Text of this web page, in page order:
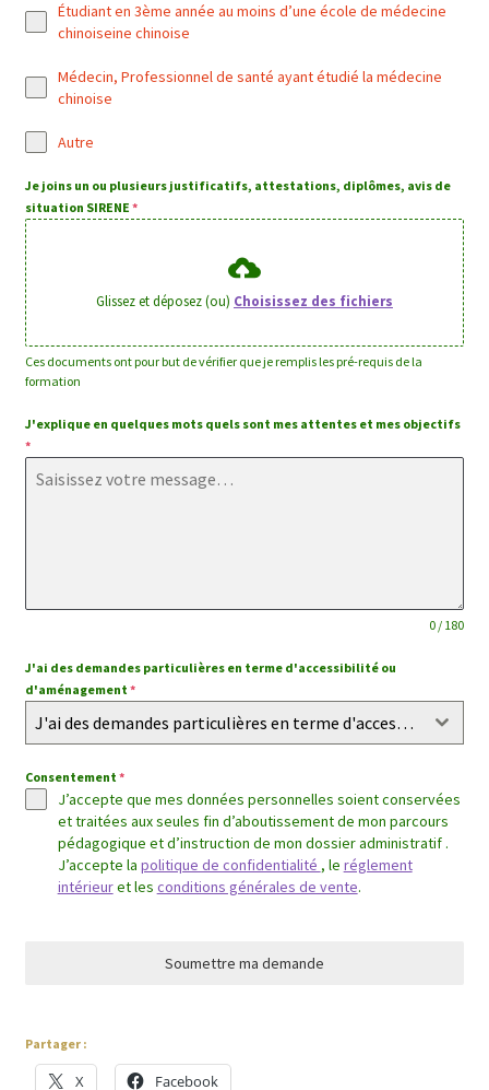
Étudiant en 3ème année au moins d’une école de médecine
chinoiseine chinoise
Médecin, Professionnel de santé ayant étudié la médecine
chinoise
Autre
Je joins un ou plusieurs justificatifs, attestations, diplômes, avis de
situation SIRENE *
Glissez et déposez (ou) Choisissez des fichiers
Ces documents ont pour but de vérifier que je remplis les pré-requis de la
formation
J'explique en quelques mots quels sont mes attentes et mes objectifs
*
0 / 180
J'ai des demandes particulières en terme d'accessibilité ou
d'aménagement *
J'ai des demandes particulières en terme d'accessibilité ou d'aménagement
Consentement *
J’accepte que mes données personnelles soient conservées
et traitées aux seules fin d’aboutissement de mon parcours
pédagogique et d’instruction de mon dossier administratif .
J’accepte la politique de confidentialité , le réglement
intérieuret les conditions générales de vente.
Soumettre ma demande
Partager :
X Facebook